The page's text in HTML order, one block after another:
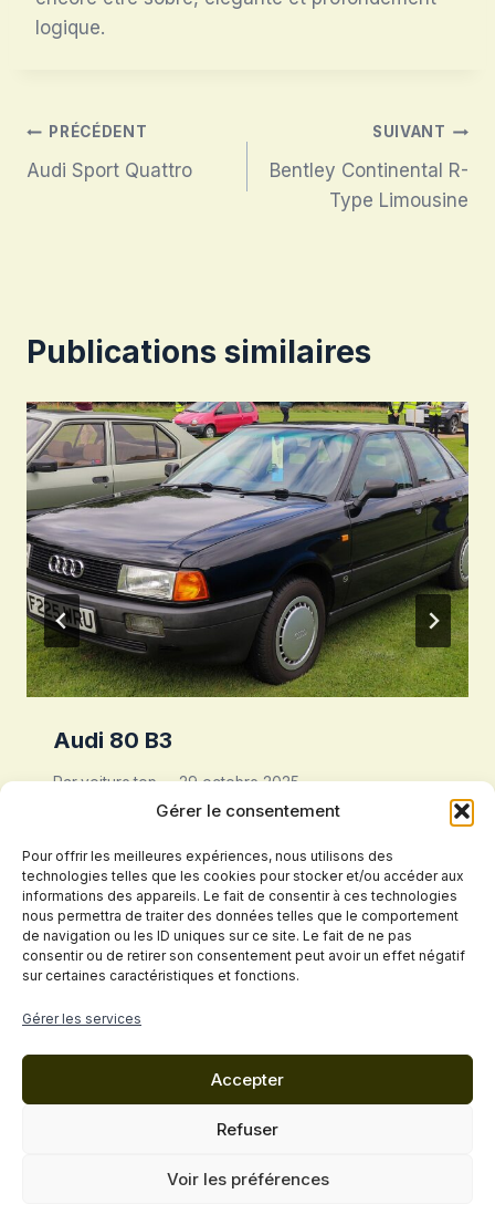
Gérer le consentement
Pour offrir les meilleures expériences, nous utilisons des
technologies telles que les cookies pour stocker et/ou accéder aux
informations des appareils. Le fait de consentir à ces technologies
nous permettra de traiter des données telles que le comportement
de navigation ou les ID uniques sur ce site. Le fait de ne pas
consentir ou de retirer son consentement peut avoir un effet négatif
sur certaines caractéristiques et fonctions.
Gérer les services
Accepter
Refuser
Voir les préférences
logique.
Navigation
de
PRÉCÉDENT
Audi Sport Quattro
SUIVANT
Bentley Continental R-
Type Limousine
Publications similaires
Audi 80 B3
Parvoiture.top 29 octobre 2025
Mentions légales
Cookies
Kadence WP